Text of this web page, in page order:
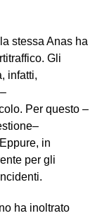
stessa Anas ha
Gli
infatti,
Per questo –
in
per gli
ha inoltrato